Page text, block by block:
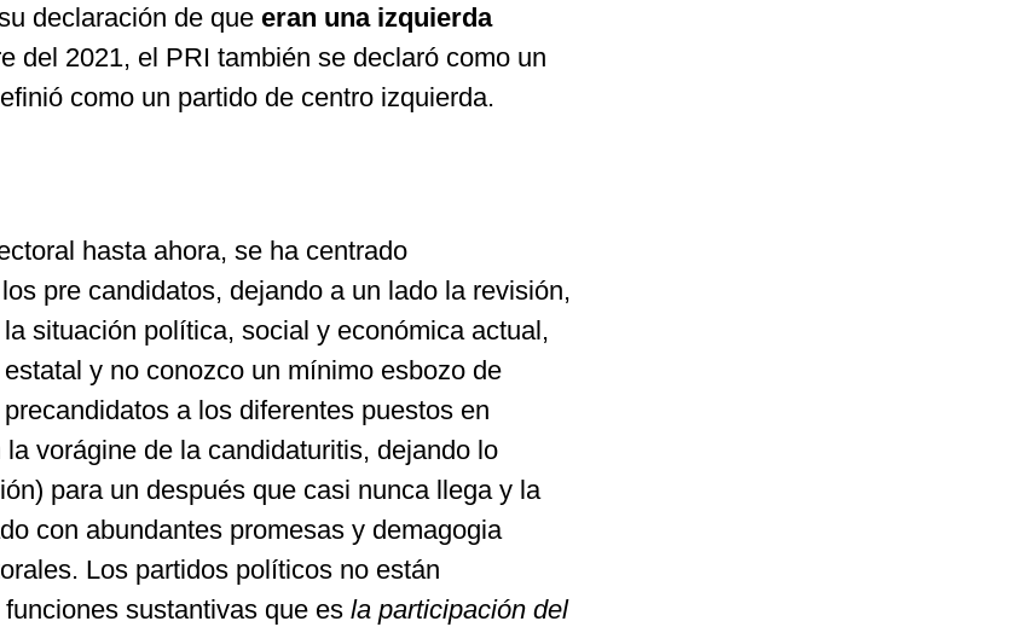
declaración de que eran una izquierda
del 2021, el PRI también se declaró como un
como un partido de centro izquierda.
hasta ahora, se ha centrado
pre candidatos, dejando a un lado la revisión,
situación política, social y económica actual,
y no conozco un mínimo esbozo de
a los diferentes puestos en
vorágine de la candidaturitis, dejando lo
para un después que casi nunca llega y la
con abundantes promesas y demagogia
Los partidos políticos no están
sustantivas que es la participación del